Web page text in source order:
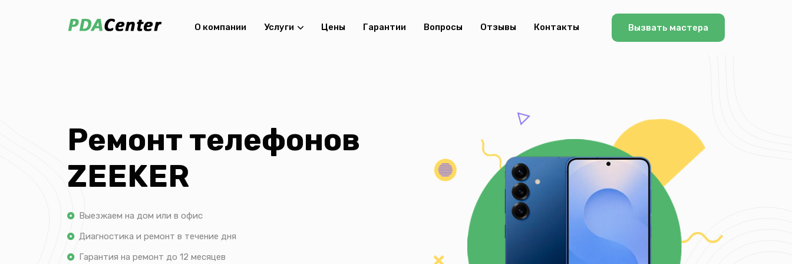
О компании Услуги Цены Гарантии Вопросы Отзывы Контакты Вызвать мастера
Ремонт телефонов
ZEEKER
Выезжаем на дом или в офис
Диагностика и ремонт в течение дня
Гарантия на ремонт до 12 месяцев